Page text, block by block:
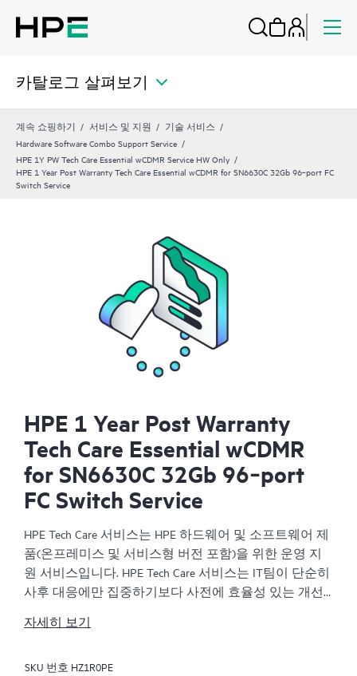
카탈로그 살펴보기
계속 쇼핑하기 서비스 및 지원
기술 서비스
Hardware Software Combo Support Service
HPE 1Y PW Tech Care Essential wCDMR Service HW Only
HPE 1 Year Post Warranty Tech Care Essential wCDMR for SN6630C 32Gb 96‑port FC
Switch Service
HPE 1 Year Post Warranty
Tech Care Essential wCDMR
for SN6630C 32Gb 96‑port
FC Switch Service
HPE Tech Care 서비스는 HPE 하드웨어 및 소프트웨어 제
품(온프레미스 및 서비스형 버전 포함)을 위한 운영 지
원 서비스입니다. HPE Tech Care 서비스는 IT팀이 단순히
사후 대응에만 집중하기보다 사전에 효율성 있는 개선
줍니다.
HPE Tech Care 서비스는 고객이 위험을 줄이는 것뿐만 아
자세히 보기
SKU 번호 HZ1R0PE